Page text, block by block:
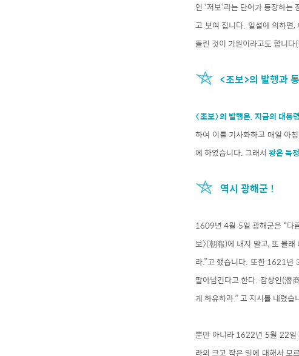
인 ‘저보’라는 단어가 등장하
고 보여 집니다. 일설에 의하면
돌린 것이 기원이라고도 합니
<조보>의 발행과
〈조보〉의 발행은, 지금의 대
하여 이를 기사화하고 매일 아
에 하였습니다. 그래서왕은 특
역시 광해군 !
1609년 4월 5일 광해군은 “다
보〉(朝報)에 내지 말고, 또 몰
라.”고 했습니다. 또한 1621년
팔아넘긴다고 한다. 잠상인(潛
게 하유하라.” 고 지시를 내렸습
뿐만 아니라 1622년 5월 22일
라의 크고 작은 일에 대해서 모